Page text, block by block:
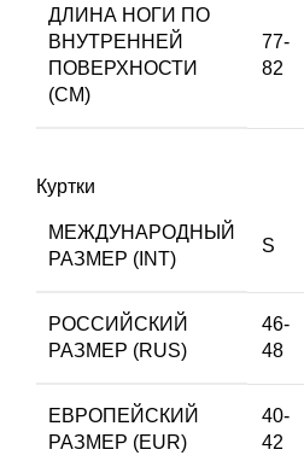
ДЛИНА НОГИ ПО
ВНУТРЕННЕЙ
ПОВЕРХНОСТИ
(СМ)
77-
82
Куртки
МЕЖДУНАРОДНЫЙ
РАЗМЕР (INT)
S
РОССИЙСКИЙ
РАЗМЕР (RUS)
46-
48
ЕВРОПЕЙСКИЙ
РАЗМЕР (EUR)
40-
42